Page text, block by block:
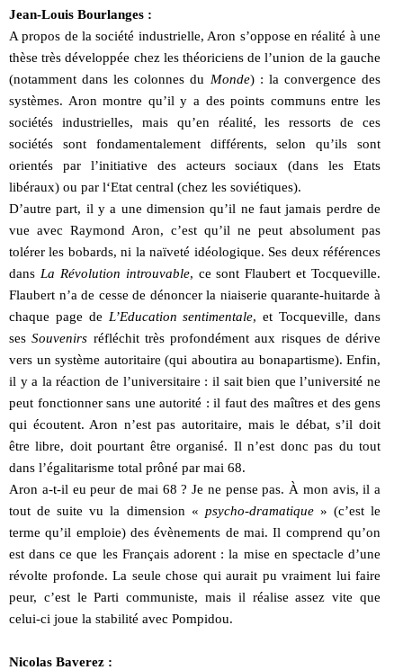
Jean-Louis Bourlanges :
A propos de la société industrielle, Aron s’oppose en réalité à une
thèse très développée chez les théoriciens de l’union de la gauche
(notamment dans les colonnes du Monde) : la convergence des
systèmes. Aron montre qu’il y a des points communs entre les
sociétés industrielles, mais qu’en réalité, les ressorts de ces
sociétés sont fondamentalement différents, selon qu’ils sont
orientés par l’initiative des acteurs sociaux (dans les Etats
libéraux) ou par l‘Etat central (chez les soviétiques).
D’autre part, il y a une dimension qu’il ne faut jamais perdre de
vue avec Raymond Aron, c’est qu’il ne peut absolument pas
tolérer les bobards, ni la naïveté idéologique. Ses deux références
dans La Révolution introuvable, ce sont Flaubert et Tocqueville.
Flaubert n’a de cesse de dénoncer la niaiserie quarante-huitarde à
chaque page de L’Education sentimentale, et Tocqueville, dans
sesSouvenirs réfléchit très profondément aux risques de dérive
vers un système autoritaire (qui aboutira au bonapartisme). Enfin,
il y a la réaction de l’universitaire : il sait bien que l’université ne
peut fonctionner sans une autorité : il faut des maîtres et des gens
qui écoutent. Aron n’est pas autoritaire, mais le débat, s’il doit
être libre, doit pourtant être organisé. Il n’est donc pas du tout
dans l’égalitarisme total prôné par mai 68.
Aron a-t-il eu peur de mai 68 ? Je ne pense pas. À mon avis, il a
tout de suite vu la dimension « psycho-dramatique» (c’est le
terme qu’il emploie) des évènements de mai. Il comprend qu’on
est dans ce que les Français adorent : la mise en spectacle d’une
révolte profonde. La seule chose qui aurait pu vraiment lui faire
peur, c’est le Parti communiste, mais il réalise assez vite que
celui-ci joue la stabilité avec Pompidou.
Nicolas Baverez :